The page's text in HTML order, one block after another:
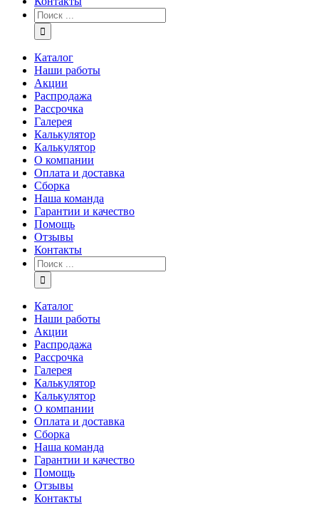
Каталог
Наши работы
Акции
Распродажа
Рассрочка
Галерея
Калькулятор
Калькулятор
О компании
Оплата и доставка
Сборка
Наша команда
Гарантии и качество
Помощь
Отзывы
Контакты
Каталог
Наши работы
Акции
Распродажа
Рассрочка
Галерея
Калькулятор
Калькулятор
О компании
Оплата и доставка
Сборка
Наша команда
Гарантии и качество
Помощь
Отзывы
Контакты